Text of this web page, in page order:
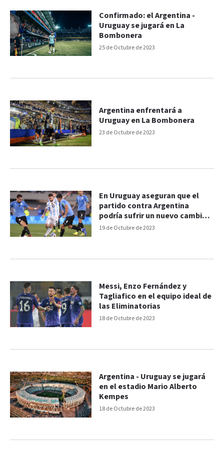
25 de Octubre de 2023
Confirmado: el Argentina -
Uruguay se jugará en La
Bombonera
23 de Octubre de 2023
Argentina enfrentará a
Uruguay en La Bombonera
19 de Octubre de 2023
En Uruguay aseguran que el
partido contra Argentina
podría sufrir un nuevo cambio
de sede
18 de Octubre de 2023
Messi, Enzo Fernández y
Tagliafico en el equipo ideal de
las Eliminatorias
18 de Octubre de 2023
Argentina - Uruguay se jugará
en el estadio Mario Alberto
Kempes